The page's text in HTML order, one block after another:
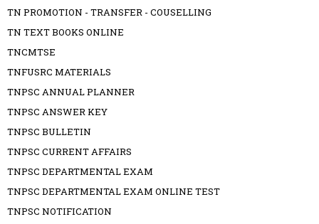
TN PROMOTION - TRANSFER - COUSELLING
TN TEXT BOOKS ONLINE
TNCMTSE
TNFUSRC MATERIALS
TNPSC ANNUAL PLANNER
TNPSC ANSWER KEY
TNPSC BULLETIN
TNPSC CURRENT AFFAIRS
TNPSC DEPARTMENTAL EXAM
TNPSC DEPARTMENTAL EXAM ONLINE TEST
TNPSC NOTIFICATION